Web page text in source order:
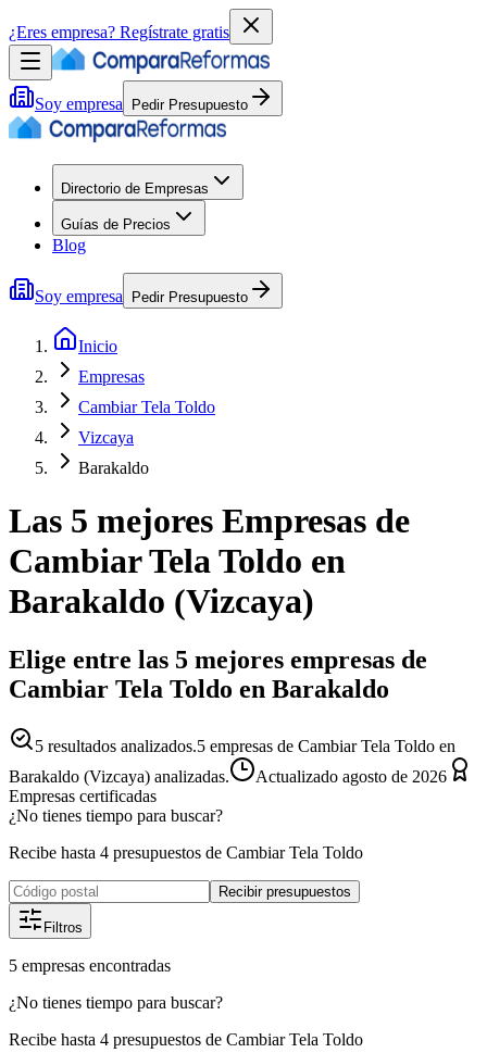
¿Eres empresa? Regístrate gratis
Soy empresa Pedir Presupuesto
Directorio de Empresas
Guías de Precios
Blog
Soy empresa Pedir Presupuesto
Inicio
Empresas
Cambiar Tela Toldo
Vizcaya
Barakaldo
Las 5 mejores Empresas de
Cambiar Tela Toldo en
Barakaldo (Vizcaya)
Elige entre las 5 mejores empresas de
Cambiar Tela Toldo en Barakaldo
5 resultados analizados.5 empresas de Cambiar Tela Toldo en
Barakaldo (Vizcaya) analizadas.
Actualizado agosto de 2026
Empresas certificadas
¿No tienes tiempo para buscar?
Recibe hasta 4 presupuestos de Cambiar Tela Toldo
Recibir presupuestos
Filtros
5 empresas encontradas
¿No tienes tiempo para buscar?
Recibe hasta 4 presupuestos de Cambiar Tela Toldo